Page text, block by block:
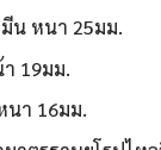
น หนา 25มม.
19มม.
นา 16มม.